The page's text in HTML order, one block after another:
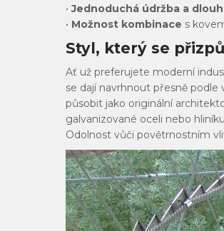
•Jednoduchá údržba a
• Možnost kombinace s
Styl, který se
Ať už preferujete moderní
se dají navrhnout přesně
působit jako originální
galvanizované oceli nebo
Odolnost vůči povětrnostním